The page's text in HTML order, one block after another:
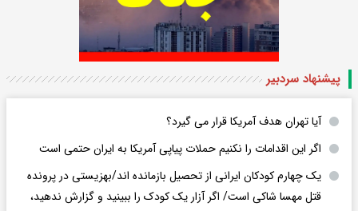
پیشنهاد سردبیر
آیا تهران هدف آمریکا قرار می گیرد؟
اگر این اقدامات را نکنیم حملات پیاپی آمریکا به ایران حتمی است
یک چهارم کودکان ایرانی از تحصیل بازمانده اند/بهزیستی در پرونده
قتل مهسا شاکی است/ اگر آزار یک کودک را ببینید و گزارش ندهید،